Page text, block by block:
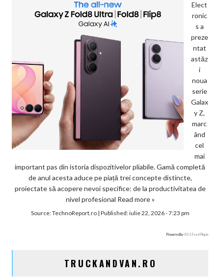
Elect
ronic
s a
preze
ntat
astăz
i
noua
serie
Galax
y Z,
marc
ând
cel
mai
important pas din istoria dispozitivelor pliabile. Gamă completă
de anul acesta aduce pe piață trei concepte distincte,
proiectate să acopere nevoi specifice: de la productivitatea de
nivel profesional Read more »
Source:TechnoReport.ro| Published:iulie 22, 2026 - 7:23 pm
Powered by RSS Feed Plugin
TRUCKANDVAN.RO